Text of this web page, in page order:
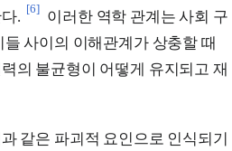
.
[6]
이러한 역학 관계는 사회 구
사이의 이해관계가 상충할 때
의 불균형이 어떻게 유지되고 재
같은 파괴적 요인으로 인식되기